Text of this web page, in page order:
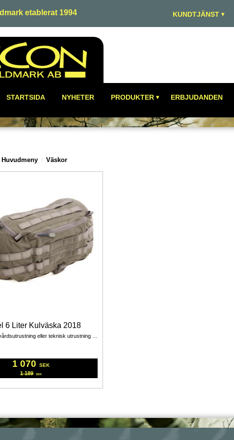
etablerat 1994 KUNDTJÄNST
STARTSIDA NYHETER PRODUKTER ERBJUDANDEN
Huvudmeny Väskor
6 Liter Kulväska 2018
1 070 SEK
1 189 SEK